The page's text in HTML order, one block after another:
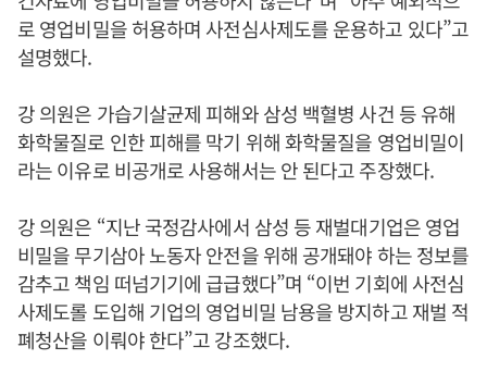
로 영업비밀을 허용하며 사전심사제도를 운용하고 있다”고
설명했다.
강 의원은 가습기살균제 피해와 삼성 백혈병 사건 등 유해
화학물질로 인한 피해를 막기 위해 화학물질을 영업비밀이
라는 이유로 비공개로 사용해서는 안 된다고 주장했다.
강 의원은 “지난 국정감사에서 삼성 등 재벌대기업은 영업
비밀을 무기삼아 노동자 안전을 위해 공개돼야 하는 정보를
감추고 책임 떠넘기기에 급급했다”며 “이번 기회에 사전심
사제도롤 도입해 기업의 영업비밀 남용을 방지하고 재벌 적
폐청산을 이뤄야 한다”고 강조했다.